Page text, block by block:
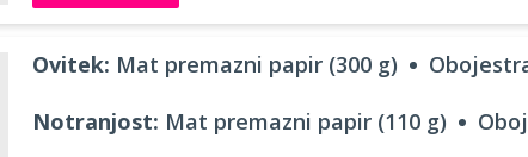
Ovitek: Mat premazni papir (300 g)
Notranjost: Mat premazni papir (110 g)